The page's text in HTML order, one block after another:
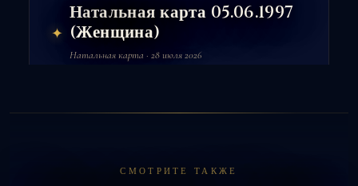
✦
Натальная карта 05.06.1997
(Женщина)
Натальная карта · 28 июля 2026
СМОТРИТЕ ТАКЖЕ